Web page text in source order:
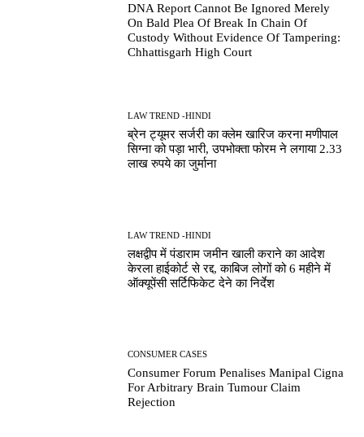
DNA Report Cannot Be Ignored Merely
On Bald Plea Of Break In Chain Of
Custody Without Evidence Of Tampering:
Chhattisgarh High Court
LAW TREND -HINDI
ब्रेन ट्यूमर सर्जरी का क्लेम खारिज करना मणीपाल
सिग्ना को पड़ा भारी, उपभोक्ता फोरम ने लगाया 2.33
लाख रुपये का जुर्माना
LAW TREND -HINDI
लक्षद्वीप में पंडाराम जमीन खाली कराने का आदेश
केरला हाईकोर्ट से रद्द, काबिज लोगों को 6 महीने में
ऑक्यूपेंसी सर्टिफिकेट देने का निर्देश
CONSUMER CASES
Consumer Forum Penalises Manipal Cigna
For Arbitrary Brain Tumour Claim
Rejection